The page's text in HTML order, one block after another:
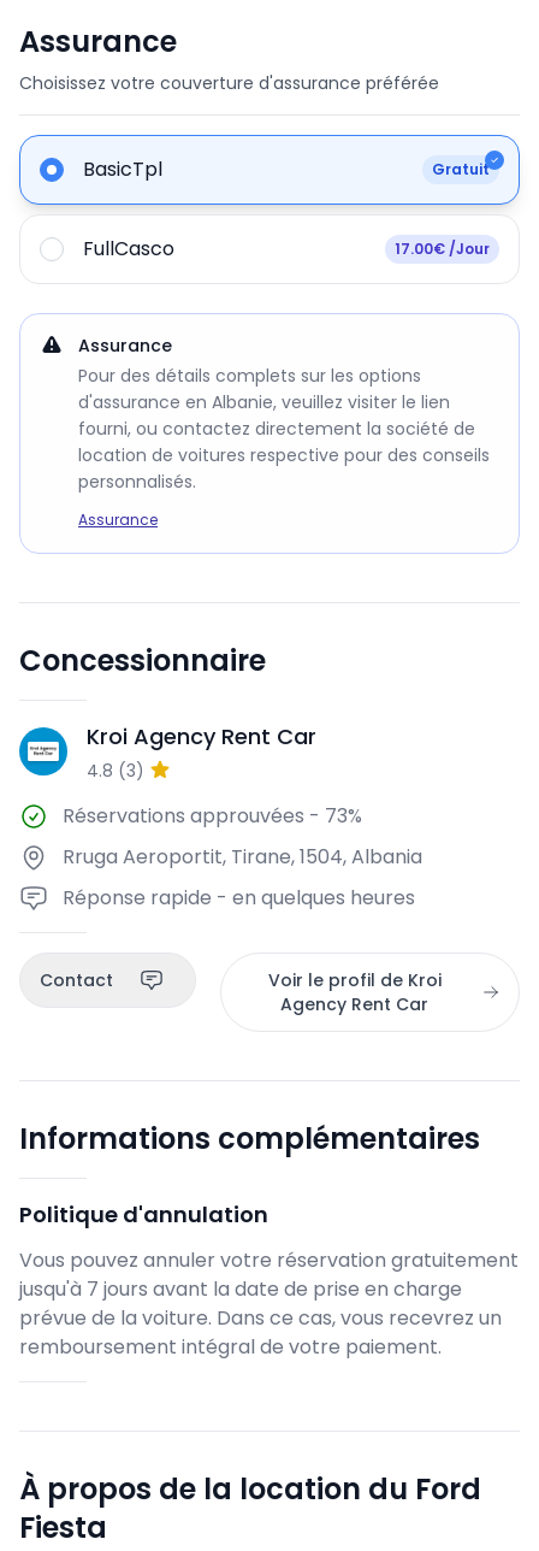
Assurance
Choisissez votre couverture d'assurance préférée
BasicTpl Gratuit
FullCasco 17.00€ /Jour
Assurance
Pour des détails complets sur les options
d'assurance en Albanie, veuillez visiter le lien
fourni, ou contactez directement la société de
location de voitures respective pour des conseils
personnalisés.
Assurance
Concessionnaire
KA Kroi Agency Rent Car
4.8 (3)
Réservations approuvées - 73%
Rruga Aeroportit, Tirane, 1504, Albania
Réponse rapide - en quelques heures
Contact
Voir le profil de Kroi
Agency Rent Car
Informations complémentaires
Politique d'annulation
Vous pouvez annuler votre réservation gratuitement
jusqu'à 7 jours avant la date de prise en charge
prévue de la voiture. Dans ce cas, vous recevrez un
remboursement intégral de votre paiement.
À propos de la location du Ford
Fiesta